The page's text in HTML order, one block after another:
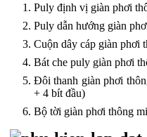
Puly định vị giàn phơi
Puly dẫn hướng giàn
Cuộn dây cáp giàn phơi
Bát che puly giàn phơi
Đôi thanh giàn phơi
+ 4 bít đầu)
Bộ tời giàn phơi thông